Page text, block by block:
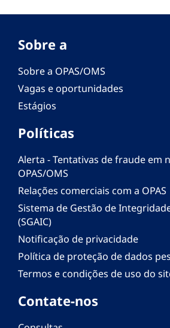
Sobre a
Sobre a OPAS/OMS
Vagas e oportunidades
Estágios
Políticas
Alerta - Tentativas de fraude em
OPAS/OMS
Relações comerciais com a OPAS
Sistema de Gestão de
(SGAIC)
Notificação de privacidade
Política de proteção de dados
Termos e condições de uso do
Contate-nos